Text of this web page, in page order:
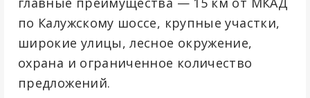
по Калужскому шоссе, крупные участки,
широкие улицы, лесное окружение,
охрана и ограниченное количество
предложений.